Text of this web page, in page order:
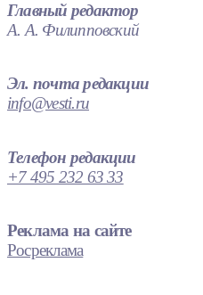
Главный редактор
А. А. Филипповский
Эл. почта редакции
info@vesti.ru
Телефон редакции
+7 495 232 63 33
Реклама на сайте
Росреклама